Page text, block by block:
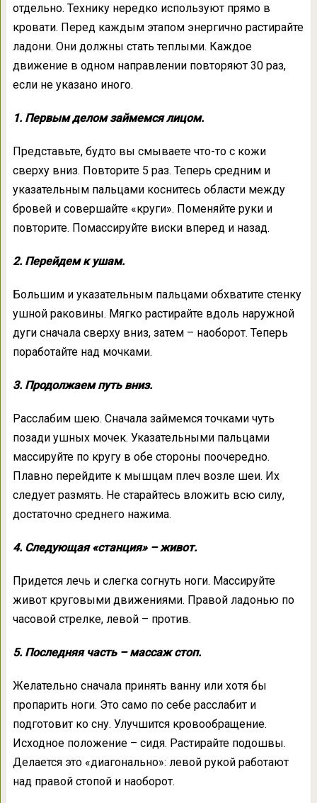
отдельно. Технику нередко используют прямо в
кровати. Перед каждым этапом энергично растирайте
ладони. Они должны стать теплыми. Каждое
движение в одном направлении повторяют 30 раз,
если не указано иного.
1. Первым делом займемся лицом.
Представьте, будто вы смываете что-то с кожи
сверху вниз. Повторите 5 раз. Теперь средним и
указательным пальцами коснитесь области между
бровей и совершайте «круги». Поменяйте руки и
повторите. Помассируйте виски вперед и назад.
2. Перейдем к ушам.
Большим и указательным пальцами обхватите стенку
ушной раковины. Мягко растирайте вдоль наружной
дуги сначала сверху вниз, затем – наоборот. Теперь
поработайте над мочками.
3. Продолжаем путь вниз.
Расслабим шею. Сначала займемся точками чуть
позади ушных мочек. Указательными пальцами
массируйте по кругу в обе стороны поочередно.
Плавно перейдите к мышцам плеч возле шеи. Их
следует размять. Не старайтесь вложить всю силу,
достаточно среднего нажима.
4. Следующая «станция» – живот.
Придется лечь и слегка согнуть ноги. Массируйте
живот круговыми движениями. Правой ладонью по
часовой стрелке, левой – против.
5. Последняя часть – массаж стоп.
Желательно сначала принять ванну или хотя бы
пропарить ноги. Это само по себе расслабит и
подготовит ко сну. Улучшится кровообращение.
Исходное положение – сидя. Растирайте подошвы.
Делается это «диагонально»: левой рукой работают
над правой стопой и наоборот.